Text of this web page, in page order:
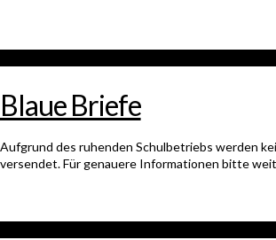
Blaue Briefe
Aufgrund des ruhenden Schulbetriebs werden
versendet. Für genauere Informationen bitte